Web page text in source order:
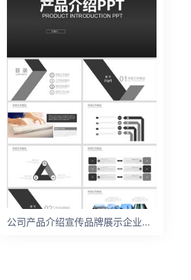
公司产品介绍宣传品牌展示企业文化新品发布会PPT模板